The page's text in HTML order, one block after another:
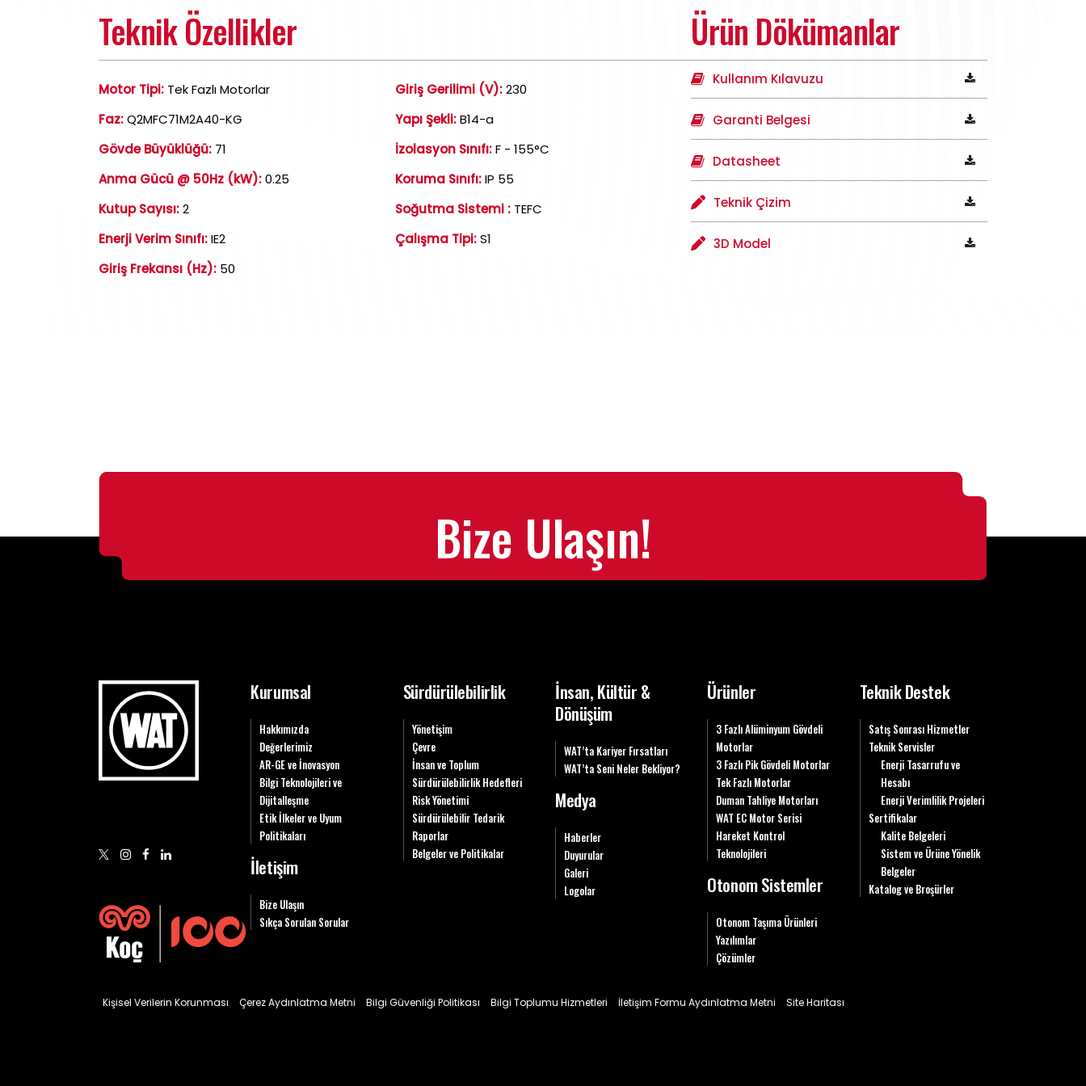
Teknik Özellikler
Motor Tipi: Tek Fazlı Motorlar
Faz:Q2MFC71M2A40-KG
Gövde Büyüklüğü: 71
Anma Gücü @ 50Hz (kW):0.25
Kutup Sayısı:2
Enerji Verim Sınıfı:IE2
Giriş Frekansı (Hz): 50
Giriş Gerilimi (V):230
Yapı Şekli:B14-a
İzolasyon Sınıfı:F - 155°C
Koruma Sınıfı:IP 55
Soğutma Sistemi :TEFC
Çalışma Tipi:S1
Ürün Dökümanlar
Kullanım Kılavuzu
Garanti Belgesi
Datasheet
Teknik Çizim
3D Model
Bize Ulaşın!
Kurumsal
Hakkımızda
Değerlerimiz
AR-GE ve İnovasyon
Bilgi Teknolojileri ve
Dijitalleşme
Etik İlkeler ve Uyum
Politikaları
İletişim
Bize Ulaşın
Sıkça Sorulan Sorular
Sürdürülebilirlik
Yönetişim
Çevre
İnsan ve Toplum
Sürdürülebilirlik Hedefleri
Risk Yönetimi
Sürdürülebilir Tedarik
Raporlar
Belgeler ve Politikalar
İnsan, Kültür &
Dönüşüm
WAT’ta Kariyer Fırsatları
WAT’ta Seni Neler Bekliyor?
Medya
Haberler
Duyurular
Galeri
Logolar
Ürünler
3 Fazlı Alüminyum Gövdeli
Motorlar
3 Fazlı Pik Gövdeli Motorlar
Tek Fazlı Motorlar
Duman Tahliye Motorları
WAT EC Motor Serisi
Hareket Kontrol
Teknolojileri
Otonom Sistemler
Otonom Taşıma Ürünleri
Yazılımlar
Çözümler
Teknik Destek
Satış Sonrası Hizmetler
Teknik Servisler
Enerji Tasarrufu ve
Hesabı
Enerji Verimlilik Projeleri
Sertifikalar
Kalite Belgeleri
Sistem ve Ürüne Yönelik
Belgeler
Katalog ve Broşürler
Kişisel Verilerin Korunması Çerez Aydınlatma Metni Bilgi Güvenliği Politikası Bilgi Toplumu Hizmetleri İletişim Formu Aydınlatma Metni Site Haritası